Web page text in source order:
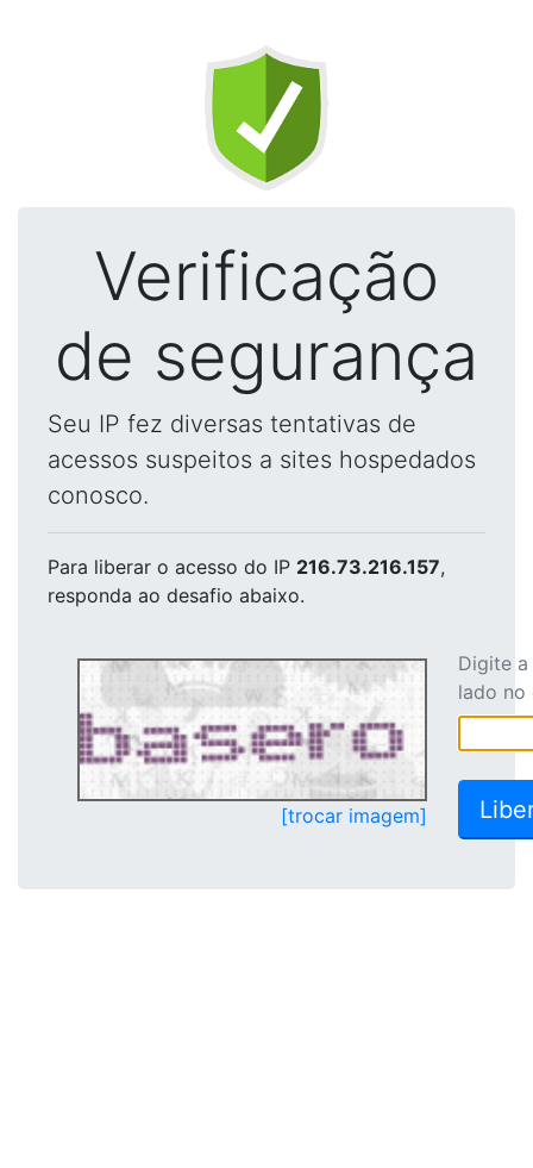
Verificação
de segurança
Seu IP fez diversas tentativas de
acessos suspeitos a sites hospedados
conosco.
Para liberar o acesso do IP 216.73.216.157,
responda ao desafio abaixo.
[trocar imagem]
Digite
lado no